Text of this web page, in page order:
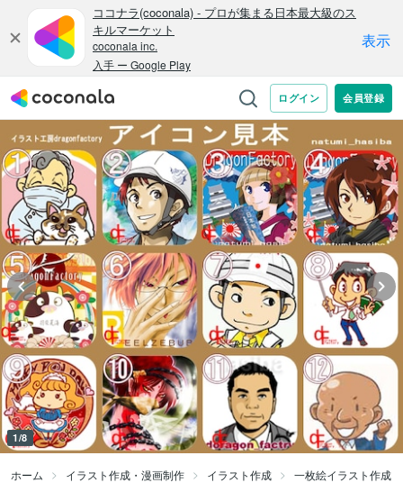
1/8
ホーム イラスト作成・漫画制作 イラスト作成 一枚絵イラスト作成